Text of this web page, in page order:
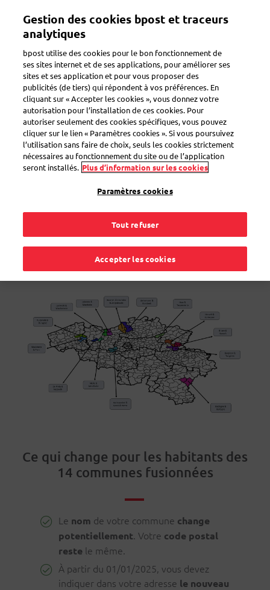
contenu
Toggle navigation
Nouvelles fusions de communes le
1er janvier 2025
Tout ce qu’il faut savoir sur votre
nouvelle adresse, votre courrier et vos
livraisons
Ce qui change pour les habitants des
14 communes fusionnées
Le nom de votre commune change
potentiellement. Votre code postal
reste le même.
À partir du 01/01/2025, vous devez
indiquer dans votre adresse le nouveau
Gestion des cookies bpost et traceurs
analytiques
bpost utilise des cookies pour le bon fonctionnement de
ses sites internet et de ses applications, pour améliorer ses
sites et ses application et pour vous proposer des
publicités (de tiers) qui répondent à vos préférences. En
cliquant sur « Accepter les cookies », vous donnez votre
autorisation pour l’installation de ces cookies. Pour
autoriser seulement des cookies spécifiques, vous pouvez
cliquer sur le lien « Paramètres cookies ». Si vous poursuivez
l’utilisation sans faire de choix, seuls les cookies strictement
nécessaires au fonctionnement du site ou de l’application
seront installés. Plus d’information sur les cookies
Paramètres cookies
Tout refuser
Accepter les cookies